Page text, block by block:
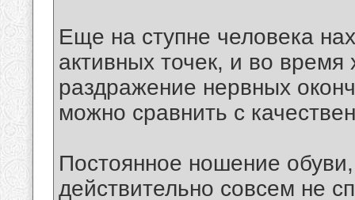
Еще на ступне человека
активных точек, и во
раздражение нервных
можно сравнить с
Постоянное ношение
действительно совсем не